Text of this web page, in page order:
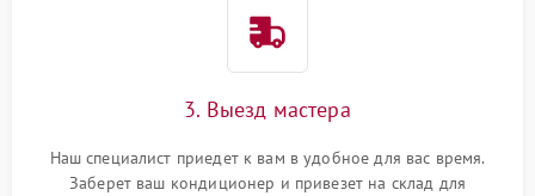
3. Выезд мастера
Наш специалист приедет к вам в удобное для вас время.
Заберет ваш кондиционер и привезет на склад для